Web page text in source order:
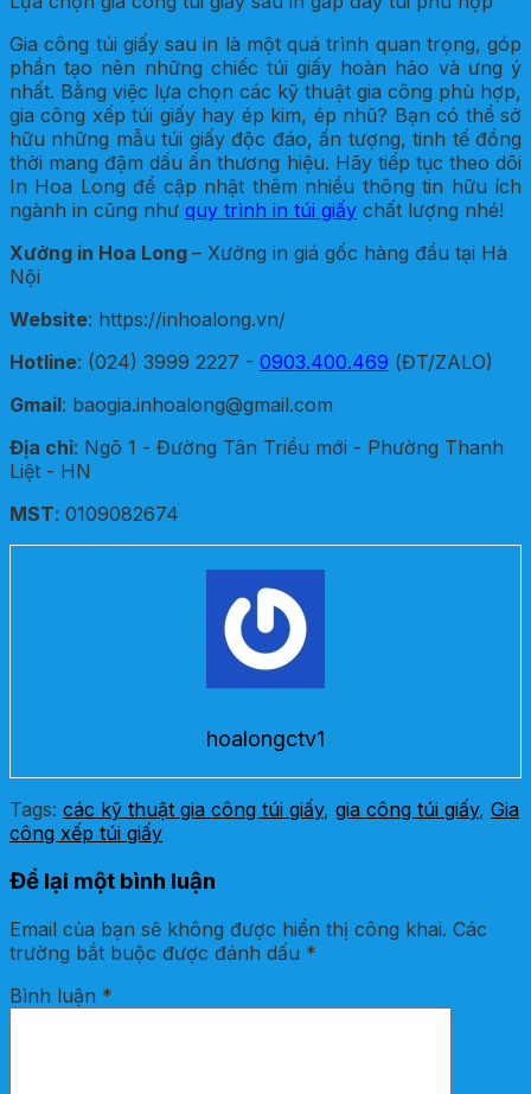
Gia công túi giấy sau in là một quá trình quan trọng, góp
phần tạo nên những chiếc túi giấy hoàn hảo và ưng ý
nhất. Bằng việc lựa chọn các kỹ thuật gia công phù hợp,
gia công xếp túi giấy hay ép kim, ép nhũ? Bạn có thể sở
hữu những mẫu túi giấy độc đáo, ấn tượng, tinh tế đồng
thời mang đậm dấu ấn thương hiệu. Hãy tiếp tục theo dõi
In Hoa Long để cập nhật thêm nhiều thông tin hữu ích
ngành in cũng như quy trình in túi giấy chất lượng nhé!
Xưởng in Hoa Long – Xưởng in giá gốc hàng đầu tại Hà
Nội
Website: https://inhoalong.vn/
Hotline: (024) 3999 2227 - 0903.400.469 (ĐT/ZALO)
Gmail: baogia.inhoalong@gmail.com
Địa chỉ: Ngõ 1 - Đường Tân Triều mới - Phường Thanh
Liệt - HN
MST: 0109082674
hoalongctv1
Tags: các kỹ thuật gia công túi giấy, gia công túi giấy, Gia
công xếp túi giấy
Để lại một bình luận
Email của bạn sẽ không được hiển thị công khai. Các
trường bắt buộc được đánh dấu *
Bình luận *